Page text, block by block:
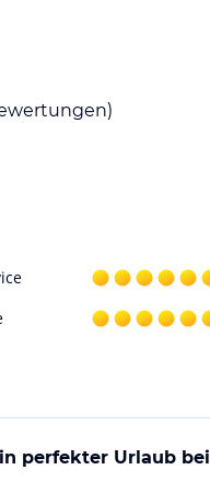
im Freien.
sich auch
perfekter Urlaub